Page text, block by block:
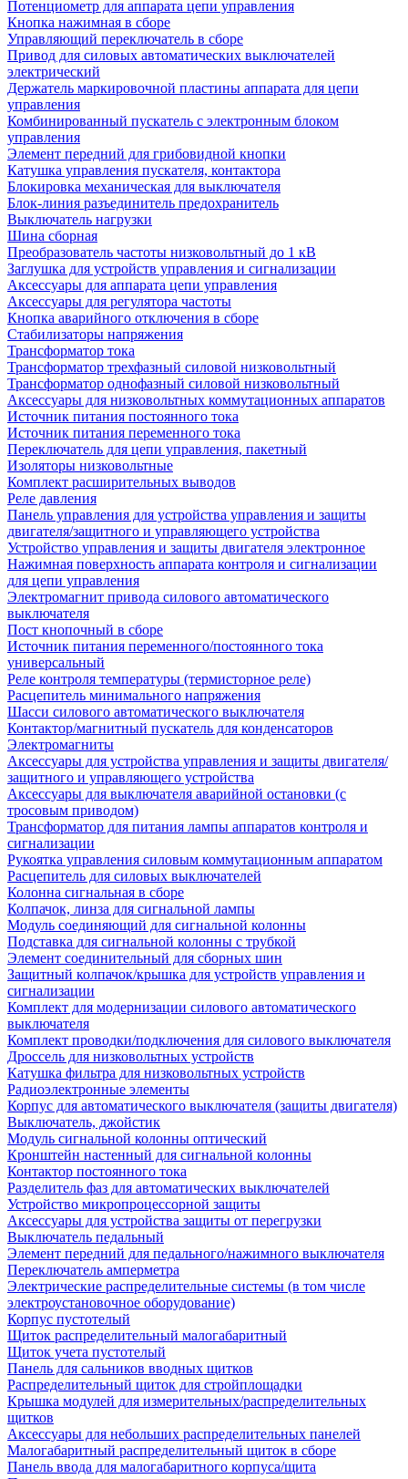
Потенциометр для аппарата цепи управления
Кнопка нажимная в сборе
Управляющий переключатель в сборе
Привод для силовых автоматических выключателей
электрический
Держатель маркировочной пластины аппарата для цепи
управления
Комбинированный пускатель с электронным блоком
управления
Элемент передний для грибовидной кнопки
Катушка управления пускателя, контактора
Блокировка механическая для выключателя
Блок-линия разъединитель предохранитель
Выключатель нагрузки
Шина сборная
Преобразователь частоты низковольтный до 1 кВ
Заглушка для устройств управления и сигнализации
Аксессуары для аппарата цепи управления
Аксессуары для регулятора частоты
Кнопка аварийного отключения в сборе
Стабилизаторы напряжения
Трансформатор тока
Трансформатор трехфазный силовой низковольтный
Трансформатор однофазный силовой низковольтный
Аксессуары для низковольтных коммутационных аппаратов
Источник питания постоянного тока
Источник питания переменного тока
Переключатель для цепи управления, пакетный
Изоляторы низковольтные
Комплект расширительных выводов
Реле давления
Панель управления для устройства управления и защиты
двигателя/защитного и управляющего устройства
Устройство управления и защиты двигателя электронное
Нажимная поверхность аппарата контроля и сигнализации
для цепи управления
Электромагнит привода силового автоматического
выключателя
Пост кнопочный в сборе
Источник питания переменного/постоянного тока
универсальный
Реле контроля температуры (термисторное реле)
Расцепитель минимального напряжения
Шасси силового автоматического выключателя
Контактор/магнитный пускатель для конденсаторов
Электромагниты
Аксессуары для устройства управления и защиты двигателя/
защитного и управляющего устройства
Аксессуары для выключателя аварийной остановки (с
тросовым приводом)
Трансформатор для питания лампы аппаратов контроля и
сигнализации
Рукоятка управления силовым коммутационным аппаратом
Расцепитель для силовых выключателей
Колонна сигнальная в сборе
Колпачок, линза для сигнальной лампы
Модуль соединяющий для сигнальной колонны
Подставка для сигнальной колонны с трубкой
Элемент соединительный для сборных шин
Защитный колпачок/крышка для устройств управления и
сигнализации
Комплект для модернизации силового автоматического
выключателя
Комплект проводки/подключения для силового выключателя
Дроссель для низковольтных устройств
Катушка фильтра для низковольтных устройств
Радиоэлектронные элементы
Корпус для автоматического выключателя (защиты двигателя)
Выключатель, джойстик
Модуль сигнальной колонны оптический
Кронштейн настенный для сигнальной колонны
Контактор постоянного тока
Разделитель фаз для автоматических выключателей
Устройство микропроцессорной защиты
Аксессуары для устройства защиты от перегрузки
Выключатель педальный
Элемент передний для педального/нажимного выключателя
Переключатель амперметра
Электрические распределительные системы (в том числе
электроустановочное оборудование)
Корпус пустотелый
Щиток распределительный малогабаритный
Щиток учета пустотелый
Панель для сальников вводных щитков
Распределительный щиток для стройплощадки
Крышка модулей для измерительных/распределительных
щитков
Аксессуары для небольших распределительных панелей
Малогабаритный распределительный щиток в сборе
Панель ввода для малогабаритного корпуса/щита